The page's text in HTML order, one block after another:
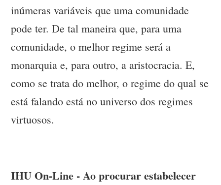
inúmeras variáveis que uma comunidade
pode ter. De tal maneira que, para uma
comunidade, o melhor regime será a
monarquia e, para outro, a aristocracia. E,
como se trata do melhor, o regime do qual se
está falando está no universo dos regimes
virtuosos.
IHU On-Line - Ao procurar estabelecer